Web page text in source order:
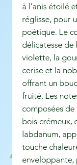
à l’anis étoilé
réglisse, pour
poétique. Le
délicatesse de
violette, la
cerise et la
offrant un
fruité. Les
composées
bois crémeux,
labdanum,
touche
enveloppante,